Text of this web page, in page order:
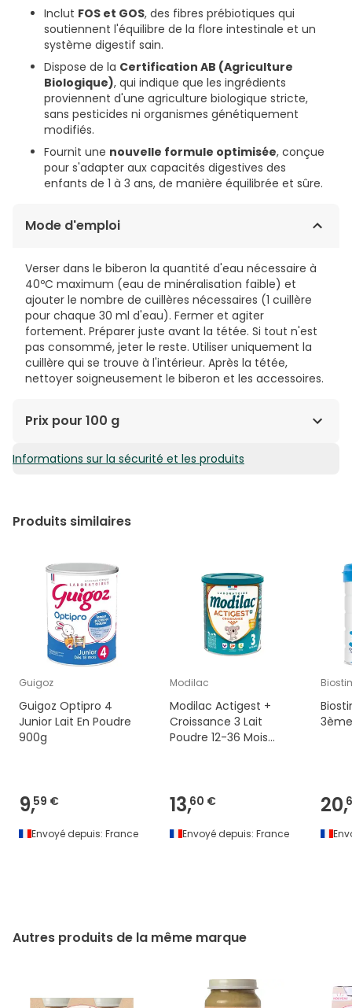
Inclut FOS et GOS, des fibres prébiotiques qui
soutiennent l'équilibre de la flore intestinale et un
système digestif sain.
Dispose de la Certification AB (Agriculture
Biologique), qui indique que les ingrédients
proviennent d'une agriculture biologique stricte,
sans pesticides ni organismes génétiquement
modifiés.
Fournit une nouvelle formule optimisée, conçue
pour s'adapter aux capacités digestives des
enfants de 1 à 3 ans, de manière équilibrée et sûre.
Mode d'emploi
Verser dans le biberon la quantité d'eau nécessaire à
40ºC maximum (eau de minéralisation faible) et
ajouter le nombre de cuillères nécessaires (1 cuillère
pour chaque 30 ml d'eau). Fermer et agiter
fortement. Préparer juste avant la tétée. Si tout n'est
pas consommé, jeter le reste. Utiliser uniquement la
cuillère qui se trouve à l'intérieur. Après la tétée,
nettoyer soigneusement le biberon et les accessoires.
Prix pour 100 g
2,68€ / 100 g
Informations sur la sécurité et les produits
Produits similaires
Guigoz
Guigoz Optipro 4
Junior Lait En Poudre
900g
9,59 €
Envoyé depuis: France
Modilac
Modilac Actigest +
Croissance 3 Lait
Poudre 12-36 Mois
13,60 €
Envoyé depuis: France
20,
Autres produits de la même marque